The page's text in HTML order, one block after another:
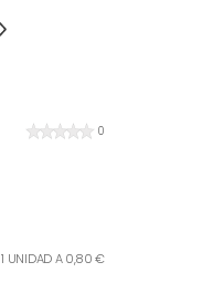
0
1 UNIDAD A 0,80 €